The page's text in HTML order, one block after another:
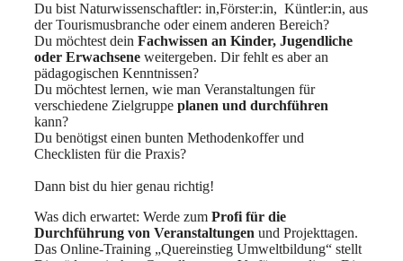
Du bist Naturwissenschaftler: in,Förster:in, Küntler:in, aus
der Tourismusbranche oder einem anderen Bereich?
Du möchtest dein Fachwissen an Kinder, Jugendliche
oder Erwachsene weitergeben. Dir fehlt es aber an
pädagogischen Kenntnissen?
Du möchtest lernen, wie man Veranstaltungen für
verschiedene Zielgruppe planen und durchführen
kann?
Du benötigst einen bunten Methodenkoffer und
Checklisten für die Praxis?
Dann bist du hier genau richtig!
Was dich erwartet: Werde zum Profi für die
Durchführung von Veranstaltungen und Projekttagen.
Das Online-Training „Quereinstieg Umweltbildung“ stellt